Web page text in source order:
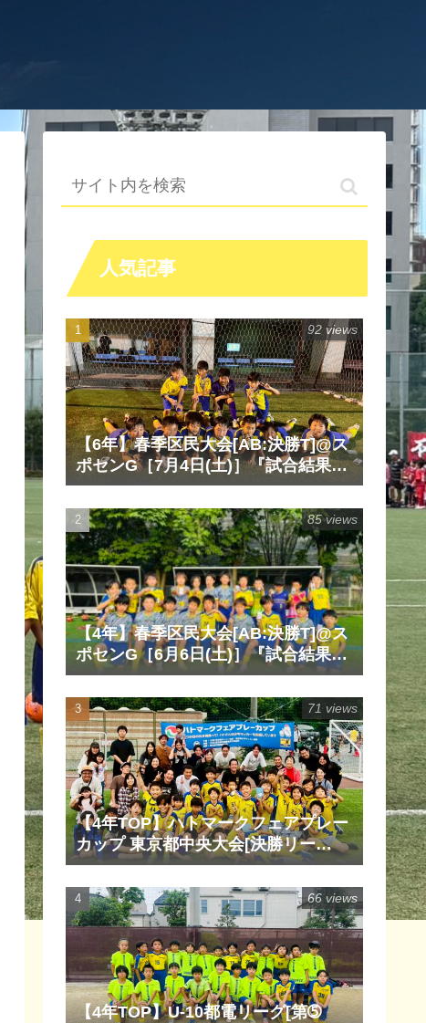
人気記事
【6年】春季区民大会[AB:決勝T]@ス
ポセンG［7月4日(土)］『試合結果』
『マッチレポート』『試合動画』
92 views
【4年】春季区民大会[AB:決勝T]@ス
ポセンG［6月6日(土)］『試合結果』
『マッチレポート』『試合動画』
85 views
【4年TOP】ハトマークフェアプレー
カップ 東京都中央大会[決勝リー
グ]@清瀬内山運動公園サッカー場
G［6月14日(日)］『試合結果』『マ
ッチレポート』『試合動画』
71 views
【4年TOP】U-10都電リーグ[第➄
66 views